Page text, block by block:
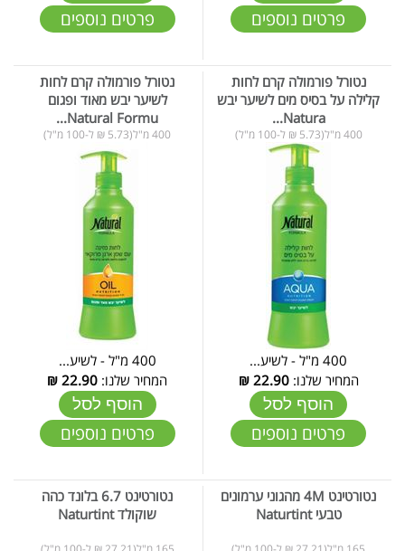
פרטים נוספים פרטים נוספים
נטורל פורמולה קרם לחות
קלילה על בסיס מים לשיער יבש
Natura...
400 מ"ל(5.73 ₪ ל-100 מ"ל)
400 מ"ל - לשיע...
המחיר שלנו:22.90
₪
הוסף לסל
פרטים נוספים
נטורל פורמולה קרם לחות
לשיער יבש מאוד ופגום
Natural Formu...
400 מ"ל(5.73 ₪ ל-100 מ"ל)
400 מ"ל - לשיע...
המחיר שלנו: 22.90
₪
הוסף לסל
פרטים נוספים
נטורטינט 4M מהגוני ערמונים
טבעי Naturtint
נטורטינט 6.7 בלונד כהה
שוקולד Naturtint